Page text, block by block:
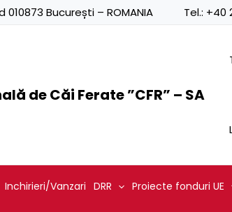
București – ROMANIA Tel.: +40
de Căi Ferate ”CFR” – SA
Inchirieri/Vanzari DRR Proiecte fonduri UE